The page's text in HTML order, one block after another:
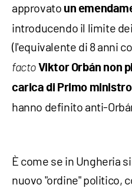
approvato un
introducendo il limite
(l'equivalente di 8 anni
facto Viktor Orbán non
carica di Primo ministro
hanno definito anti-
È come se in Ungheria
nuovo "ordine" politico,